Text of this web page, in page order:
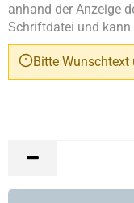
anhand der Anzeige
Schriftdatei und
Bitte Wunschtext